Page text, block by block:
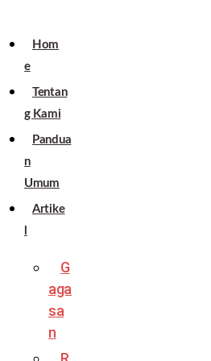
Hom
e
Tentan
g Kami
Pandua
n
Umum
Artike
G
aga
sa
n